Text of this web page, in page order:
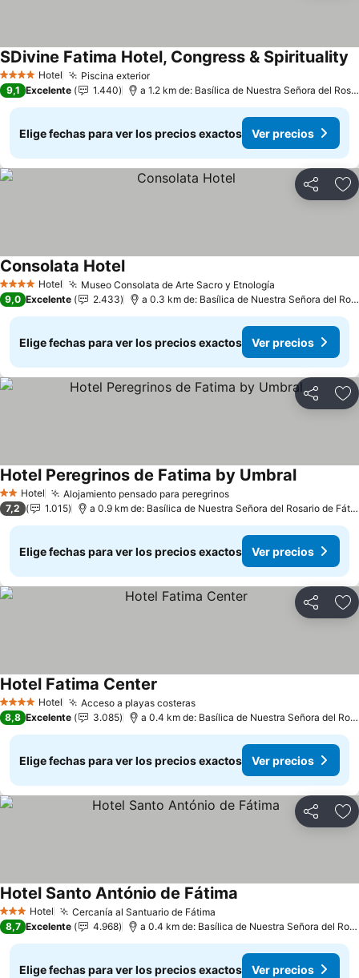
4 EstrellasHotel Piscina exteriorVer precios
SDivine Fatima Hotel, Congress & Spirituality
9,1 Excelente 1.440 a 1.2 km de: Basílica de Nuestra Señora del
Elige fechas para ver los precios exactos Ver precios
Compartir
4 EstrellasHotel Museo Consolata de Arte Sacro y Etnología
Consolata HotelVer precios
9,0 Excelente 2.433 a 0.3 km de: Basílica de Nuestra Señora del
Elige fechas para ver los precios exactos Ver precios
Compartir
2 Estrellas
Hotel Alojamiento pensado para peregrinosVer precios
Hotel Peregrinos de Fatima by UmbralVer
7,2 1.015 a 0.9 km de: Basílica de Nuestra Señora del Rosario de
Elige fechas para ver los precios exactos Ver precios
Compartir
4 EstrellasHotel Acceso a playas costerasVer precios
Hotel Fatima Center
8,8 Excelente 3.085 a 0.4 km de: Basílica de Nuestra Señora del
Elige fechas para ver los precios exactos Ver precios
Compartir
3 Estrellas
Hotel Cercanía al Santuario de Fátima
Hotel Santo António de Fátima
8,7 Excelente 4.968 a 0.4 km de: Basílica de Nuestra Señora del
Elige fechas para ver los precios exactos Ver precios